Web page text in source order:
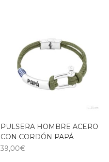
PULSERA HOMBRE ACERO
CON CORDÓN PAPÁ
39,00€